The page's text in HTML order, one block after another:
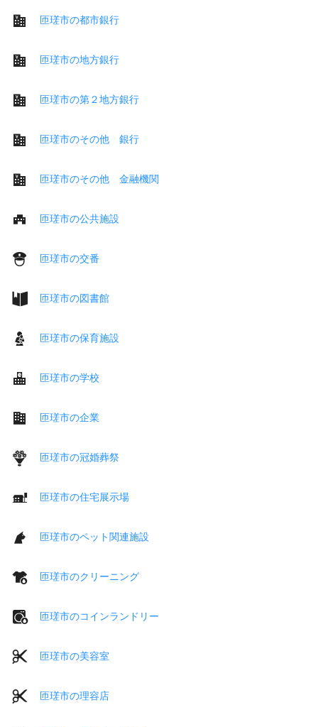
匝瑳市の都市銀行
匝瑳市の地方銀行
匝瑳市の第２地方銀行
匝瑳市のその他 銀行
匝瑳市のその他 金融機関
匝瑳市の公共施設
匝瑳市の交番
匝瑳市の図書館
匝瑳市の保育施設
匝瑳市の学校
匝瑳市の企業
匝瑳市の冠婚葬祭
匝瑳市の住宅展示場
匝瑳市のペット関連施設
匝瑳市のクリーニング
匝瑳市のコインランドリー
匝瑳市の美容室
匝瑳市の理容店